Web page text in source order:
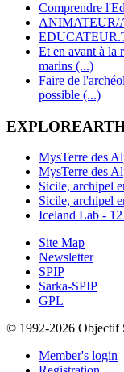
Comprendre
ANIMATEUR/
Et en avant à la
marins (...)
Faire de
possible (...)
MysTerre des
MysTerre des
Sicile, archipel
Sicile, archipel
Iceland Lab -
Site Map
Newsletter
SPIP
Sarka-SPIP
GPL
© 1992-2026 Objectif
Member's login